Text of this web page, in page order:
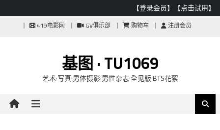
【登录会员】 【点击试用】
419电影网 GV俱乐部 购物车 注册会员
基图 · TU1069
艺术·写真·男体摄影·男性杂志·全见版·BTS花絮